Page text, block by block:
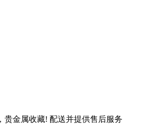
贵金属收藏! 配送并提供售后服务